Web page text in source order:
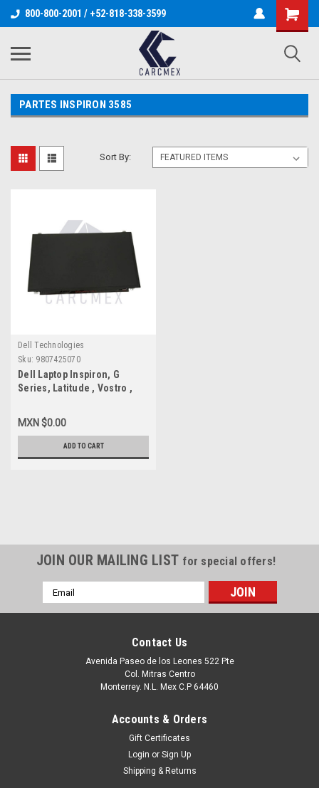
800-800-2001 / +52-818-338-3599
PARTES INSPIRON 3585
Sort By:
Dell Technologies
Sku: 9807425070
Dell Laptop Inspiron, G
Series, Latitude , Vostro ,
Display 15.6 FHD Widescreen
(1920X1080) 30-Pin / Pantalla
New Dell CV56F,B156HAN06.3
MXN $0.00
ADD TO CART
JOIN OUR MAILING LIST for special offers!
Email
Address
Contact Us
Avenida Paseo de los Leones 522 Pte
Col. Mitras Centro
Monterrey. N.L. Mex C.P 64460
Accounts & Orders
Gift Certificates
Login or Sign Up
Shipping & Returns